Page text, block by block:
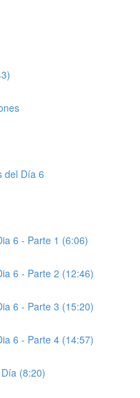
del Día 6
6 - Parte 1 (6:06)
6 - Parte 2 (12:46)
6 - Parte 3 (15:20)
6 - Parte 4 (14:57)
(8:20)